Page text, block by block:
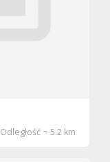
Odległość ~ 5.2 km